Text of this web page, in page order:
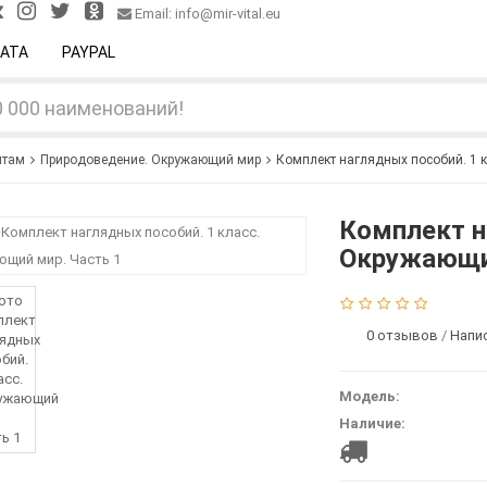
Email: info@mir-vital.eu
PAYPAL
Природоведение. Окружающий мир Комплект наглядных пособий. 1
Комплект
0 отзывов /
Модель:
Наличие: